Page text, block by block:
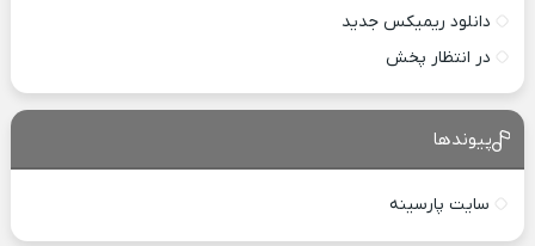
دانلود ریمیکس جدید
در انتظار پخش
پیوندها
سایت پارسینه